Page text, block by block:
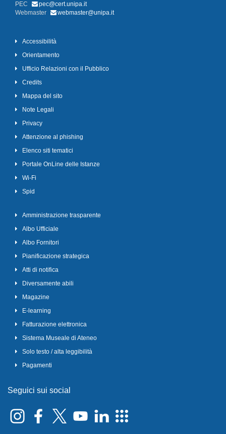
PEC
pec@cert.unipa.it
Webmaster
webmaster@unipa.it
Accessibilità
Orientamento
Ufficio Relazioni con il Pubblico
Credits
Mappa del sito
Note Legali
Privacy
Attenzione al phishing
Elenco siti tematici
Portale OnLine delle Istanze
Wi-Fi
Spid
Amministrazione trasparente
Albo Ufficiale
Albo Fornitori
Pianificazione strategica
Atti di notifica
Diversamente abili
Magazine
E-learning
Fatturazione elettronica
Sistema Museale di Ateneo
Solo testo / alta leggibilità
Pagamenti
Seguici sui social